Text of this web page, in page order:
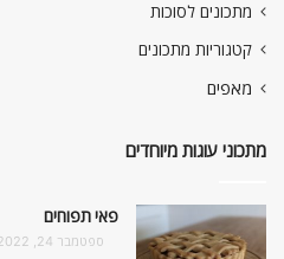
מתכונים לסוכות
קטגוריות מתכונים
מאפים
מתכוני עוגות מיוחדים
פאי תפוחים
ספטמבר 24, 2022